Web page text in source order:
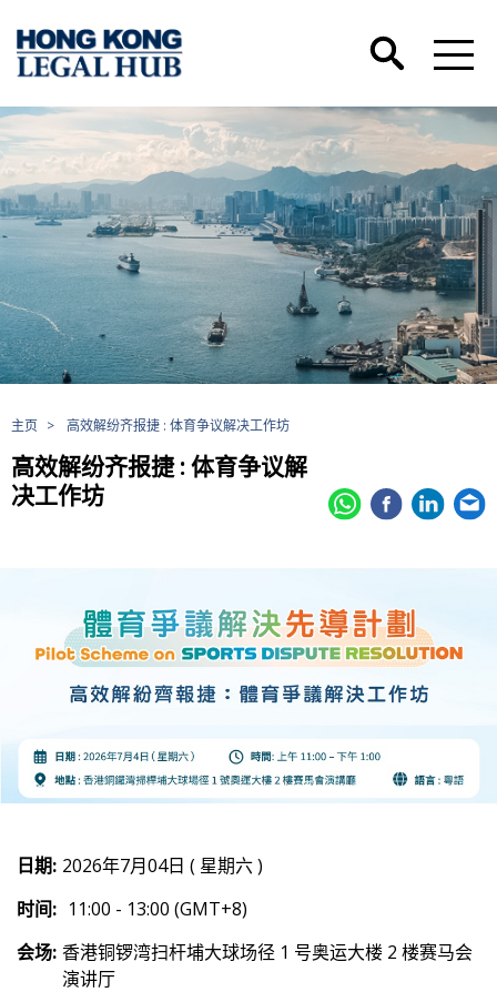
主页 > 高效解纷齐报捷 : 体育争议解决工作坊
高效解纷齐报捷 : 体育争议解
决工作坊
日期: 2026年7月04日 ( 星期六 )
时间: 11:00 - 13:00 (GMT+8)
会场: 香港铜锣湾扫杆埔大球场径 1 号奥运大楼 2 楼赛马会
演讲厅